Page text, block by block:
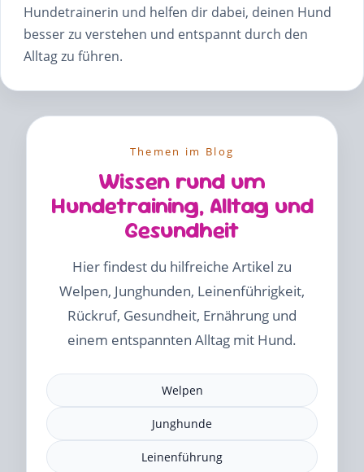
Hundetrainerin und helfen dir dabei, deinen Hund
besser zu verstehen und entspannt durch den
Alltag zu führen.
Themen im Blog
Wissen rund um
Hundetraining, Alltag und
Gesundheit
Hier findest du hilfreiche Artikel zu
Welpen, Junghunden, Leinenführigkeit,
Rückruf, Gesundheit, Ernährung und
einem entspannten Alltag mit Hund.
Welpen
Junghunde
Leinenführung